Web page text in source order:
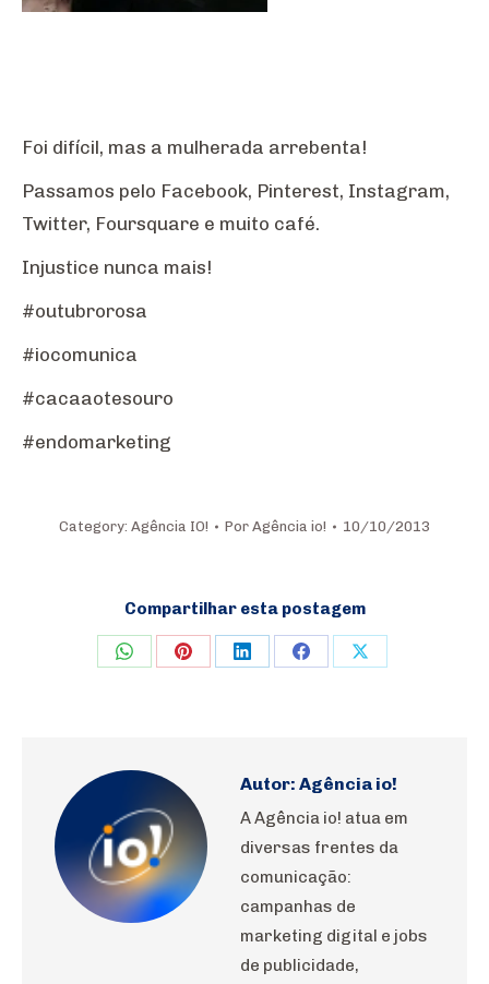
Foi difícil, mas a mulherada arrebenta!
Passamos pelo Facebook, Pinterest, Instagram,
Twitter, Foursquare e muito café.
Injustice nunca mais!
#outubrorosa
#iocomunica
#cacaaotesouro
#endomarketing
Category: Agência IO! Por Agência io! 10/10/2013
Compartilhar esta postagem
Share Share Share Share Share
Autor: Agência io!
A Agência io! atua em
diversas frentes da
comunicação:
campanhas de
marketing digital e jobs
de publicidade,